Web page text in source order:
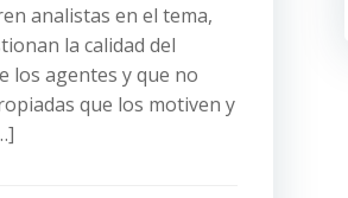
analistas en el tema,
la calidad del
los agentes y que no
que los motiven y